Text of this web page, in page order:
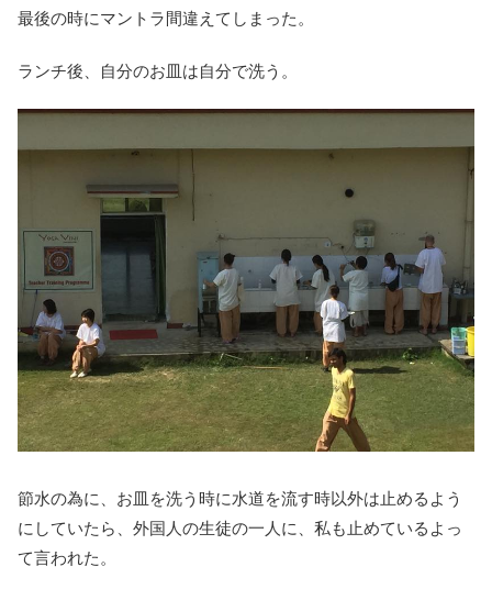
最後の時にマントラ間違えてしまった。
ランチ後、自分のお皿は自分で洗う。
節水の為に、お皿を洗う時に水道を流す時以外は止めるよう
にしていたら、外国人の生徒の一人に、私も止めているよっ
て言われた。